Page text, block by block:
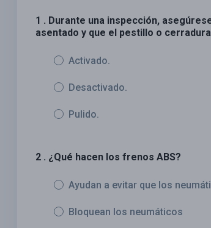
1 . Durante una inspección,
asentado y que el pestillo o
Activado.
Desactivado.
Pulido.
2 . ¿Qué hacen los frenos ABS?
Ayudan a evitar que los
Bloquean los neumáticos